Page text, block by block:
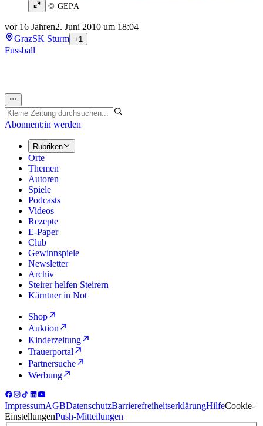
© GEPA
vor 16 Jahren2. Juni 2010 um 18:04
GrazSK Sturm +1
Fussball
Abonnent:in werden
Rubriken
Orte
Themen
Autoren
Spiele
Podcasts
Videos
Rezepte
E-Paper
Club
Gewinnspiele
Newsletter
Archiv
Steirer helfen Steirern
Kärntner in Not
Shop
Auktion
Kinderzeitung
Trauerportal
Partnersuche
Werbung
ImpressumAGBDatenschutzBarrierefreiheitserklärungHilfeCookie-
EinstellungenPush-Mitteilungen